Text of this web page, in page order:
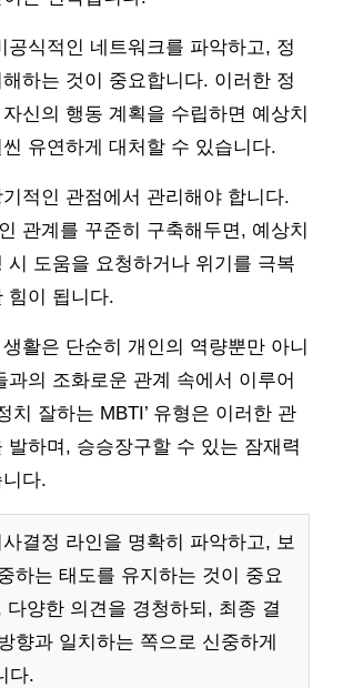
공식적인 네트워크를 파악하고, 정
하는 것이 중요합니다. 이러한 정
신의 행동 계획을 수립하면 예상치
유연하게 대처할 수 있습니다.
적인 관점에서 관리해야 합니다.
관계를 꾸준히 구축해두면, 예상치
시 도움을 요청하거나 위기를 극복
힘이 됩니다.
활은 단순히 개인의 역량뿐만 아니
과의 조화로운 관계 속에서 이루어
치 잘하는 MBTI’ 유형은 이러한 관
발하며, 승승장구할 수 있는 잠재력
다.
사결정 라인을 명확히 파악하고, 보
하는 태도를 유지하는 것이 중요
다양한 의견을 경청하되, 최종 결
향과 일치하는 쪽으로 신중하게
다.